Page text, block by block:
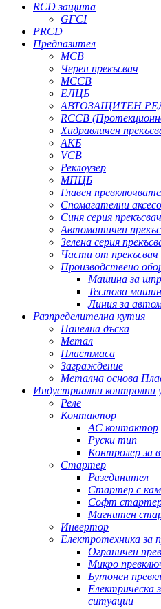
RCD защита
GFCI
PRCD
Предпазител
MCB
Черен прекъсвач
MCCB
ЕЛЦБ
АВТОЗАЩИТЕН
RCCB
Хидравличен
АКБ
VCB
Реклоузер
МПЦБ
Главен
Спомагателни
Синя серия
Автоматичен
Зелена серия
Части от прекъсвач
Производствено
Машина за
Тестова
Линия за
Разпределителна кутия
Панелна дъска
Метал
Пластмаса
Заграждение
Метална основа
Индустриални контролни
Реле
Контактор
AC контактор
Руски тип
Контролер за
Стартер
Разединител
Стартер с
Софт
Магнитен
Инвертор
Електротехника за
Ограничен
Микро
Бутонен
Електрическа
ситуации